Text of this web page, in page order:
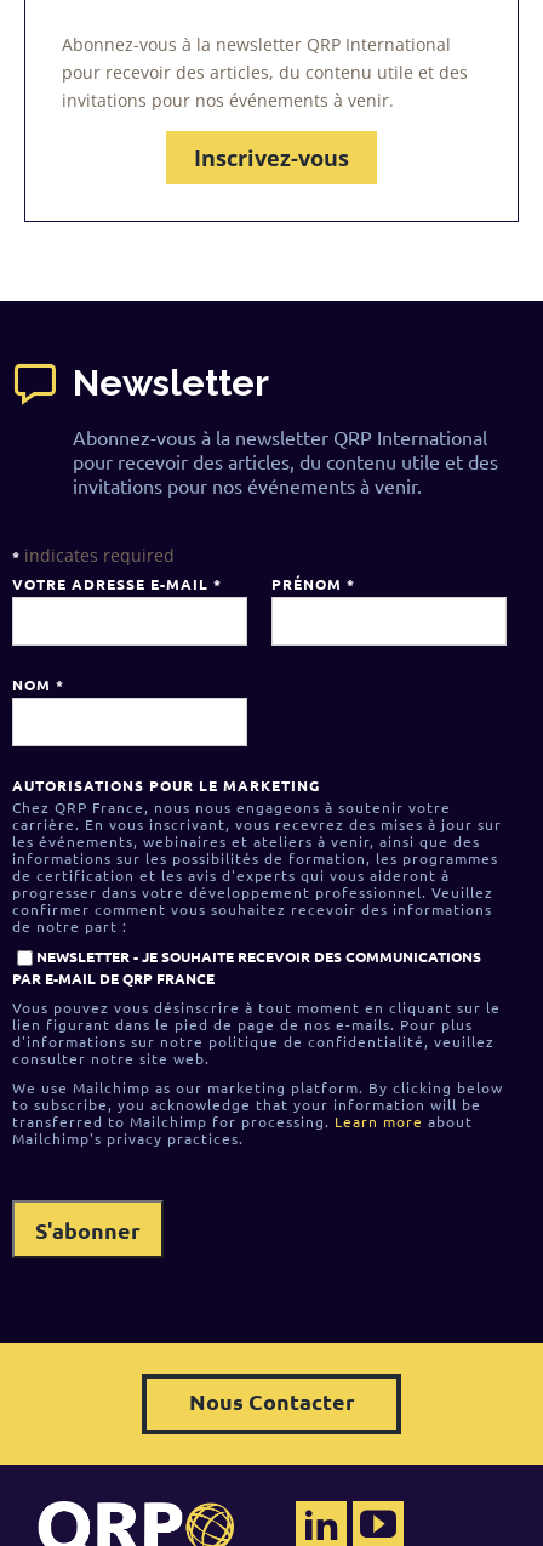
Abonnez-vous à la newsletter QRP International
pour recevoir des articles, du contenu utile et des
invitations pour nos événements à venir.
Inscrivez-vous
Newsletter
Abonnez-vous à la newsletter QRP International
pour recevoir des articles, du contenu utile et des
invitations pour nos événements à venir.
* indicates required
VOTRE ADRESSE E-MAIL * PRÉNOM *
NOM *
AUTORISATIONS POUR LE MARKETING
Chez QRP France, nous nous engageons à soutenir votre
carrière. En vous inscrivant, vous recevrez des mises à jour sur
les événements, webinaires et ateliers à venir, ainsi que des
informations sur les possibilités de formation, les programmes
de certification et les avis d'experts qui vous aideront à
progresser dans votre développement professionnel. Veuillez
confirmer comment vous souhaitez recevoir des informations
de notre part :
NEWSLETTER - JE SOUHAITE RECEVOIR DES COMMUNICATIONS
PAR E-MAIL DE QRP FRANCE
Vous pouvez vous désinscrire à tout moment en cliquant sur le
lien figurant dans le pied de page de nos e-mails. Pour plus
d'informations sur notre politique de confidentialité, veuillez
consulter notre site web.
We use Mailchimp as our marketing platform. By clicking below
to subscribe, you acknowledge that your information will be
transferred to Mailchimp for processing. Learn more about
Mailchimp's privacy practices.
Nous Contacter